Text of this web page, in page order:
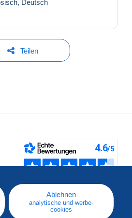
Deutsch
Teilen
Ablehnen
analytische und werbe-
cookies